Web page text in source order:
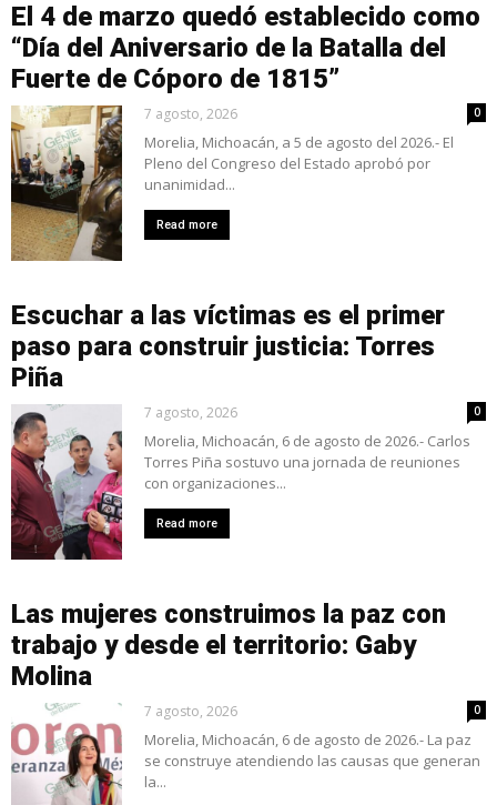
El 4 de marzo quedó establecido como
“Día del Aniversario de la Batalla del
Fuerte de Cóporo de 1815”
7 agosto, 2026 0
Morelia, Michoacán, a 5 de agosto del 2026.- El
Pleno del Congreso del Estado aprobó por
unanimidad...
Read more
Escuchar a las víctimas es el primer
paso para construir justicia: Torres
Piña
7 agosto, 2026 0
Morelia, Michoacán, 6 de agosto de 2026.- Carlos
Torres Piña sostuvo una jornada de reuniones
con organizaciones...
Read more
Las mujeres construimos la paz con
trabajo y desde el territorio: Gaby
Molina
7 agosto, 2026 0
Morelia, Michoacán, 6 de agosto de 2026.- La paz
se construye atendiendo las causas que generan
la...